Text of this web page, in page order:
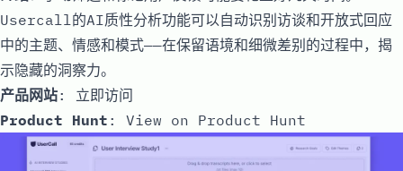
Usercall的AI质性分析功能可以自动识别访谈和开放式回应
中的主题、情感和模式——在保留语境和细微差别的过程中，揭
示隐藏的洞察力。
产品网站: 立即访问
Product Hunt : View on Product Hunt